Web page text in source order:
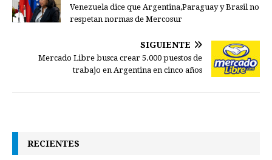
Venezuela dice que Argentina,Paraguay y Brasil no
respetan normas de Mercosur
SIGUIENTE
Mercado Libre busca crear 5.000 puestos de
trabajo en Argentina en cinco años
RECIENTES